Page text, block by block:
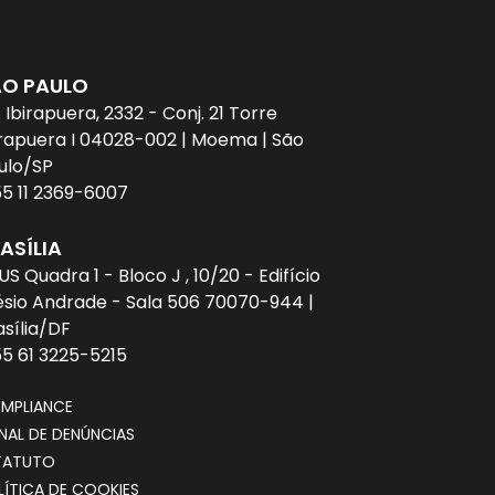
PAULO
Ibirapuera, 2332 - Conj. 21 Torre
I 04028-002 | Moema | São
SP
11 2369-6007
Quadra 1 - Bloco J , 10/20 - Edifício
Andrade - Sala 506 70070-944 |
DF
61 3225-5215
DE DENÚNCIAS
DE COOKIES